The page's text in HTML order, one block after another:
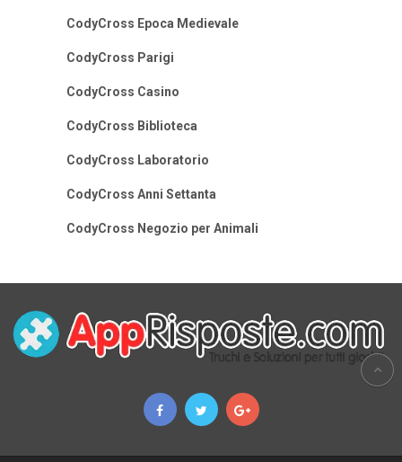
CodyCross Epoca Medievale
CodyCross Parigi
CodyCross Casino
CodyCross Biblioteca
CodyCross Laboratorio
CodyCross Anni Settanta
CodyCross Negozio per Animali